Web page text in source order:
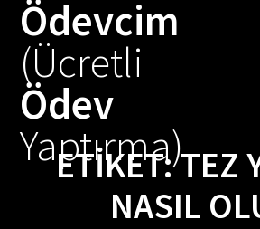
Ödevcim
(Ücretli
Ödev
Yaptırma)
ETIKET:TEZ
NASIL